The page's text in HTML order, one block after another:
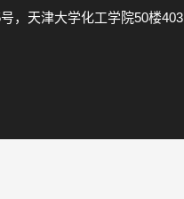
，天津大学化工学院50楼403